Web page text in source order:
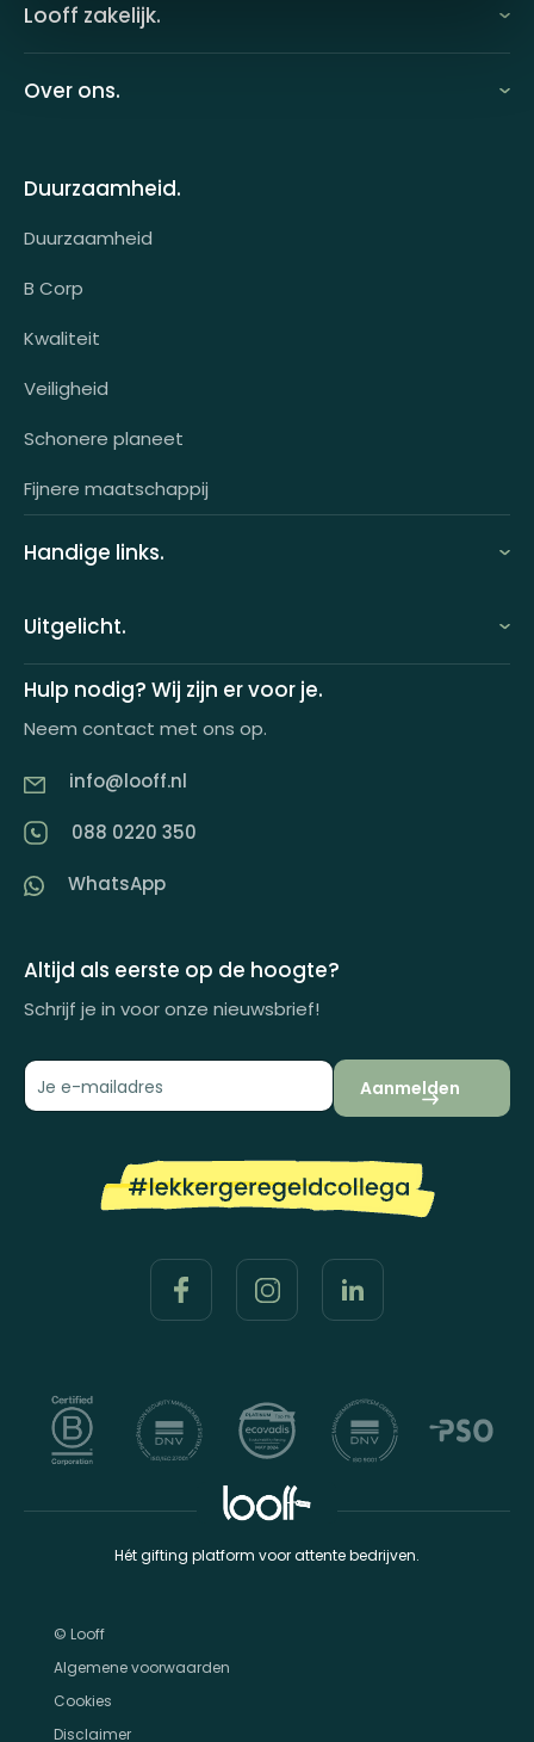
Looff zakelijk.
Looff attentprogramma | Collega's
Tarieven
Voor wie?
Klantcases
HR-koppeling
OCI-koppeling
Over ons.
Contact
Werken bij
Duurzaamheid.
Duurzaamheid
B Corp
Kwaliteit
Veiligheid
Schonere planeet
Fijnere maatschappij
Handige links.
FAQ
Demo aanvragen
Impactrapport
Uitgelicht.
Keuzecadeauconcepten
Looff keuzecadeaukaart
Producten in huisstijl
Hulp nodig? Wij zijn er voor je.
Neem contact met ons op.
info@looff.nl
088 0220 350
WhatsApp
Altijd als eerste op de hoogte?
Schrijf je in voor onze nieuwsbrief!
Aanmelden
© Looff
Algemene voorwaarden
Cookies
Hét gifting platform voor attente bedrijven.
Disclaimer